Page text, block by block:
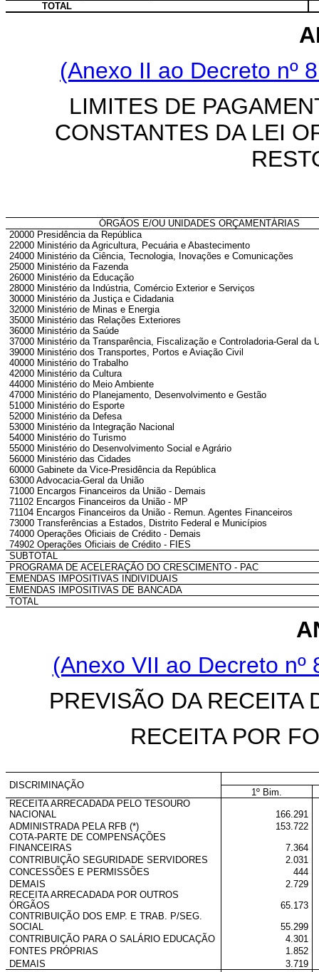
TOTAL
(Anexo II ao Decreto nº
LIMITES DE
CONSTANTES DA LEI
ÓRGÃOS E/OU UNIDADES ORÇAMENTÁRIAS
20000 Presidência da República
22000 Ministério da Agricultura, Pecuária e Abastecimento
24000 Ministério da Ciência, Tecnologia, Inovações e Comunicações
25000 Ministério da Fazenda
26000 Ministério da Educação
28000 Ministério da Indústria, Comércio Exterior e Serviços
30000 Ministério da Justiça e Cidadania
32000 Ministério de Minas e Energia
35000 Ministério das Relações Exteriores
36000 Ministério da Saúde
37000 Ministério da Transparência, Fiscalização e Controladoria-Geral da
39000 Ministério dos Transportes, Portos e Aviação Civil
40000 Ministério do Trabalho
42000 Ministério da Cultura
44000 Ministério do Meio Ambiente
47000 Ministério do Planejamento, Desenvolvimento e Gestão
51000 Ministério do Esporte
52000 Ministério da Defesa
53000 Ministério da Integração Nacional
54000 Ministério do Turismo
55000 Ministério do Desenvolvimento Social e Agrário
56000 Ministério das Cidades
60000 Gabinete da Vice-Presidência da República
63000 Advocacia-Geral da União
71000 Encargos Financeiros da União - Demais
71102 Encargos Financeiros da União - MP
71104 Encargos Financeiros da União - Remun. Agentes Financeiros
73000 Transferências a Estados, Distrito Federal e Municípios
74000 Operações Oficiais de Crédito - Demais
74902 Operações Oficiais de Crédito - FIES
SUBTOTAL
PROGRAMA DE ACELERAÇÃO DO CRESCIMENTO - PAC
EMENDAS IMPOSITIVAS INDIVIDUAIS
EMENDAS IMPOSITIVAS DE BANCADA
TOTAL
(Anexo VII ao Decreto
PREVISÃO DA RECEITA
RECEITA POR
DISCRIMINAÇÃO
1º Bim.
RECEITA ARRECADADA PELO TESOURO
NACIONAL
166.291
ADMINISTRADA PELA RFB (*)
153.722
COTA-PARTE DE COMPENSAÇÕES
FINANCEIRAS
7.364
CONTRIBUIÇÃO SEGURIDADE SERVIDORES
2.031
CONCESSÕES E PERMISSÕES
444
DEMAIS
2.729
RECEITA ARRECADADA POR OUTROS
ÓRGÃOS
65.173
CONTRIBUIÇÃO DOS EMP. E TRAB. P/SEG.
SOCIAL
55.299
CONTRIBUIÇÃO PARA O SALÁRIO EDUCAÇÃO
4.301
FONTES PRÓPRIAS
1.852
DEMAIS
3.719